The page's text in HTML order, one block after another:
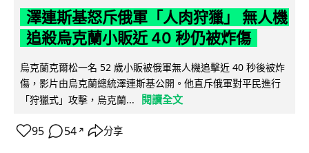
澤連斯基怒斥俄軍「人肉狩獵」 無人機
追殺烏克蘭小販近 40 秒仍被炸傷
烏克蘭克爾松一名 52 歲小販被俄軍無人機追擊近 40 秒後被炸
傷，影片由烏克蘭總統澤連斯基公開。他直斥俄軍對平民進行
「狩獵式」攻擊，烏克蘭...
閱讀全文
95 54 ↗ 分享